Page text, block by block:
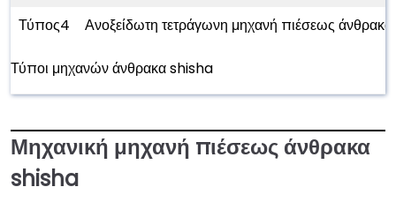
Τύπος4
Ανοξείδωτη τετράγωνη μηχανή πιέσεως άνθρακα
Τύποι μηχανών άνθρακα shisha
Μηχανική μηχανή πιέσεως άνθρακα
shisha